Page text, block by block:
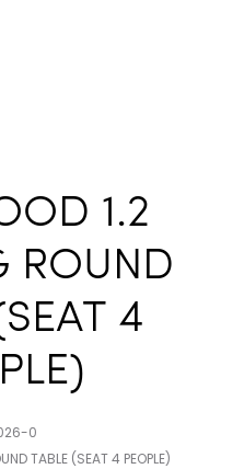
1.2
ROUND
4
0
TABLE (SEAT 4 PEOPLE)